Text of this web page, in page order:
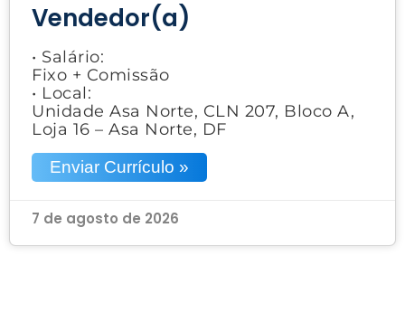
Vendedor(a)
• Salário:
Fixo + Comissão
• Local:
Unidade Asa Norte, CLN 207, Bloco A,
Loja 16 – Asa Norte, DF
Enviar Currículo »
7 de agosto de 2026